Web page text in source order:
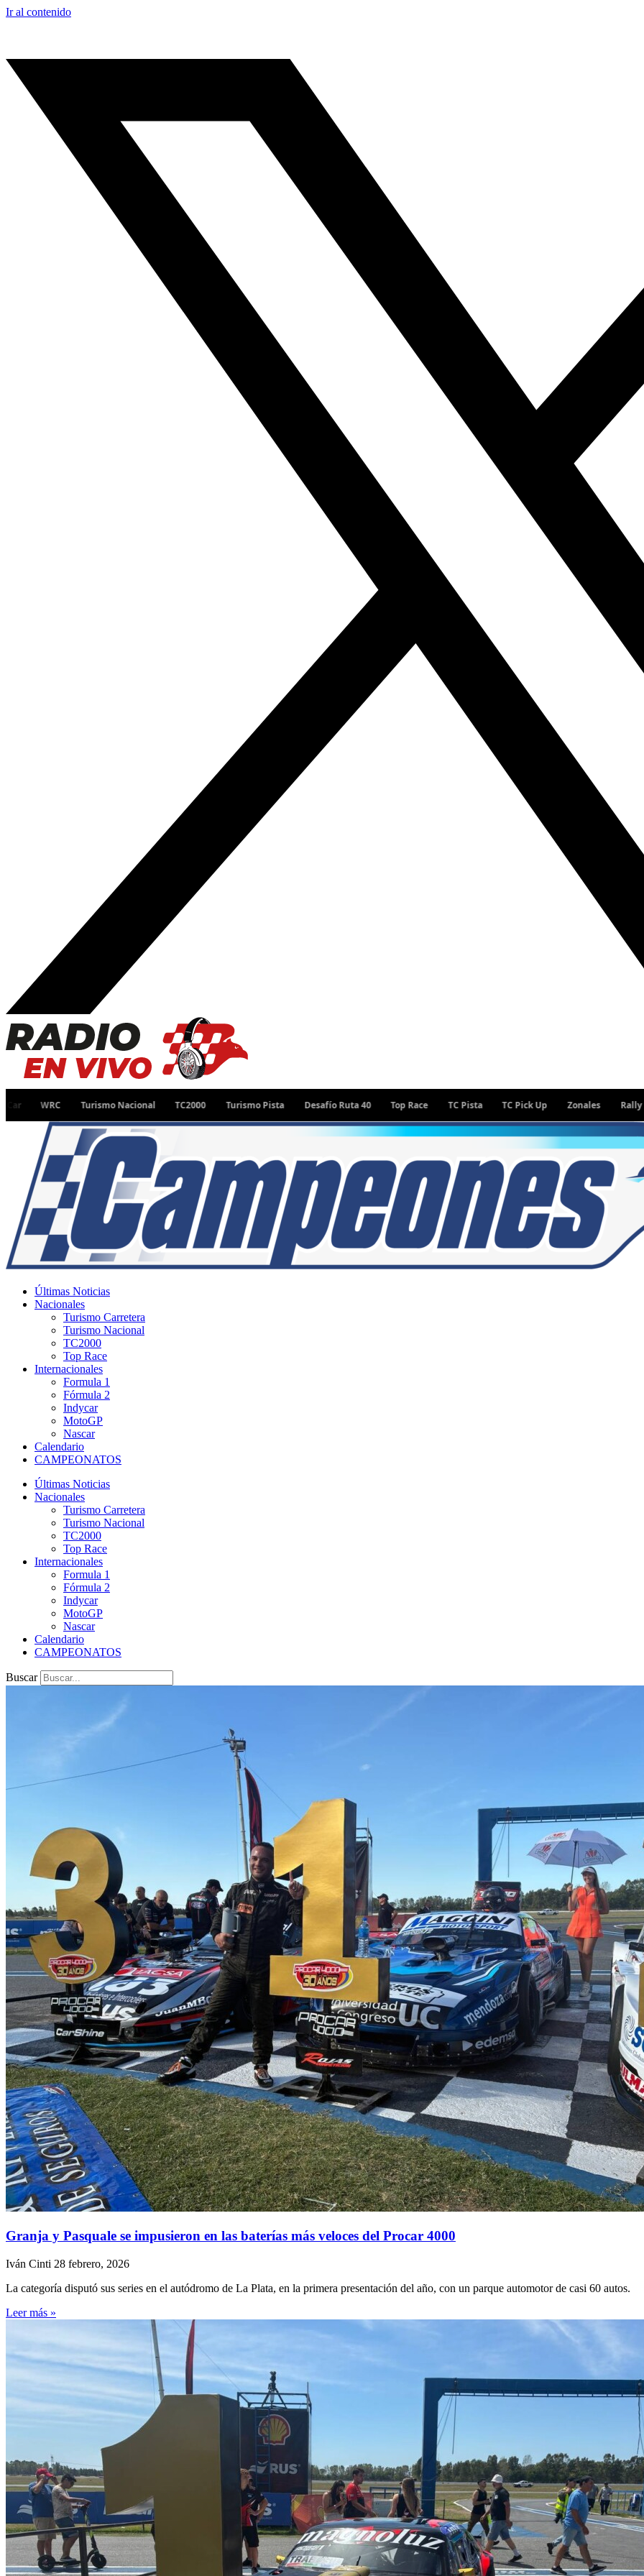
Ir al contenido
WRC Turismo Nacional TC2000 Turismo Pista Desafío Ruta 40 Top Race TC Pista TC Pick Up Zonales Rally
Últimas Noticias
Nacionales
Turismo Carretera
Turismo Nacional
TC2000
Top Race
Internacionales
Formula 1
Fórmula 2
Indycar
MotoGP
Nascar
Calendario
CAMPEONATOS
Últimas Noticias
Nacionales
Turismo Carretera
Turismo Nacional
TC2000
Top Race
Internacionales
Formula 1
Fórmula 2
Indycar
MotoGP
Nascar
Calendario
CAMPEONATOS
Buscar
Granja y Pasquale se impusieron en las baterías más veloces del Procar 4000
Iván Cinti 28 febrero, 2026
La categoría disputó sus series en el autódromo de La Plata, en la primera presentación del año, con un parque automotor de casi 60 autos.
Leer más »